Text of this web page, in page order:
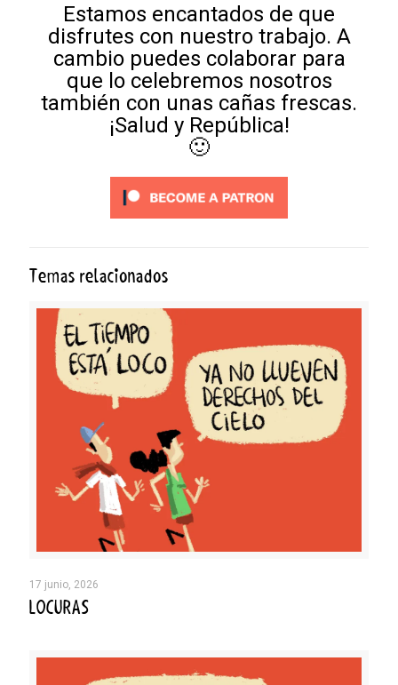
Estamos encantados de que
disfrutes con nuestro trabajo. A
cambio puedes colaborar para
que lo celebremos nosotros
también con unas cañas frescas.
¡Salud y República!
🙂
Temas relacionados
17 junio, 2026
LOCURAS